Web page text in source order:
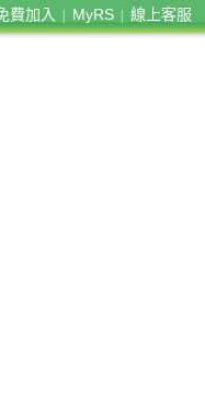
費加入 MyRS 線上客服